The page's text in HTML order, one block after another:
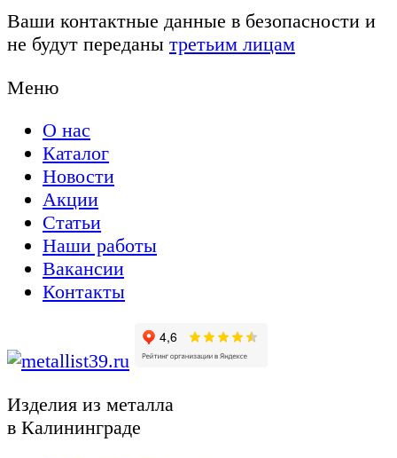
Ваши контактные данные в безопасности и
не будут переданы третьим лицам
Меню
О нас
Каталог
Новости
Акции
Статьи
Наши работы
Вакансии
Контакты
Изделия из металла
в Калининграде